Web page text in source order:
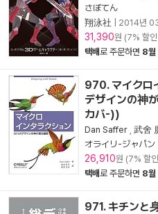
さぼてん
翔泳社
2014년
31,390원 (7% 할
택배로 주문하면 8월
970. マイクロ
デザインの神
カバ-))
Dan Saffer 武舍
オライリ-ジャパン
26,910원 (7% 할
택배로 주문하면 8월
971. キチンと